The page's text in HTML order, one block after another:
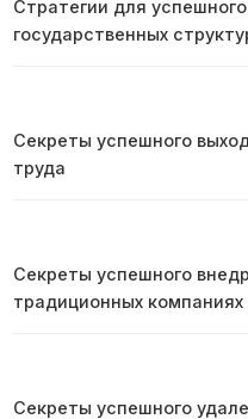
Стратегии для
государственных
Секреты успешного
труда
Секреты успешного
традиционных компаниях
Секреты успешного